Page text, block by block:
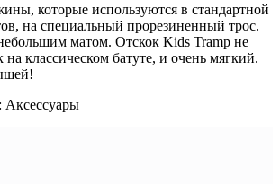
которые используются в стандартной
на специальный прорезиненный трос.
матом. Отскок Kids Tramp не
классическом батуте, и очень мягкий.
Аксессуары